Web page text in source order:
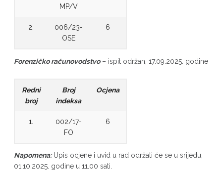
MP/V
2.
006/23-
OSE
6
Forenzičko računovodstvo– ispit održan, 17.09.2025. godine
Redni
broj
Broj
indeksa
Ocjena
1.
002/17-
FO
6
Napomena:Upis ocjene i uvid u rad održati će se u srijedu,
01.10.2025. godine u 11.00 sati.